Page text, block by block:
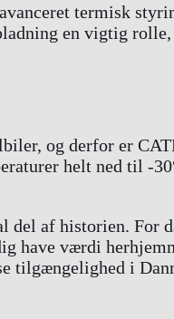
termisk
en vigtig
og derfor er
helt ned til -
del af historien.
have værdi
tilgængelighed i